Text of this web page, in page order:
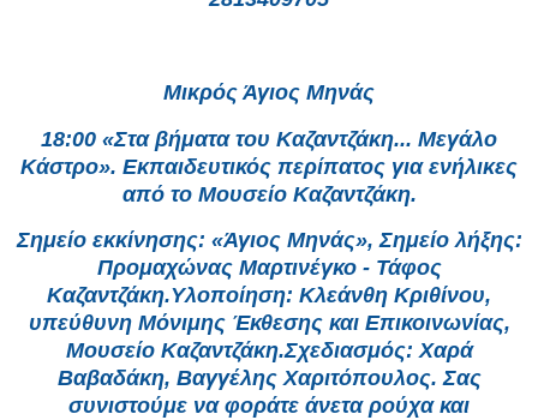
Μικρός Άγιος Μηνάς
18:00 «Στα βήματα του Καζαντζάκη... Μεγάλο
Κάστρο». Εκπαιδευτικός περίπατος για ενήλικες
από το Μουσείο Καζαντζάκη.
Σημείο εκκίνησης: «Άγιος Μηνάς», Σημείο λήξης:
Προμαχώνας Μαρτινέγκο - Τάφος
Καζαντζάκη.Υλοποίηση: Κλεάνθη Κριθίνου,
υπεύθυνη Μόνιμης Έκθεσης και Επικοινωνίας,
Μουσείο Καζαντζάκη.Σχεδιασμός: Χαρά
Βαβαδάκη, Βαγγέλης Χαριτόπουλος. Σας
συνιστούμε να φοράτε άνετα ρούχα και